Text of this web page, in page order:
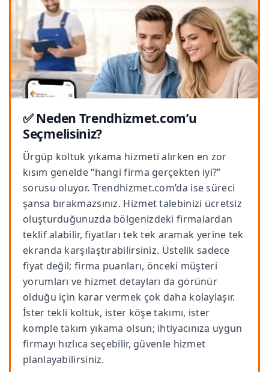
✅ Neden Trendhizmet.com’u
Seçmelisiniz?
Ürgüp koltuk yıkama hizmeti alırken en zor
kısım genelde “hangi firma gerçekten iyi?”
sorusu oluyor. Trendhizmet.com’da ise süreci
şansa bırakmazsınız. Hizmet talebinizi ücretsiz
oluşturduğunuzda bölgenizdeki firmalardan
teklif alabilir, fiyatları tek tek aramak yerine tek
ekranda karşılaştırabilirsiniz. Üstelik sadece
fiyat değil; firma puanları, önceki müşteri
yorumları ve hizmet detayları da görünür
olduğu için karar vermek çok daha kolaylaşır.
İster tekli koltuk, ister köşe takımı, ister
komple takım yıkama olsun; ihtiyacınıza uygun
firmayı hızlıca seçebilir, güvenle hizmet
planlayabilirsiniz.